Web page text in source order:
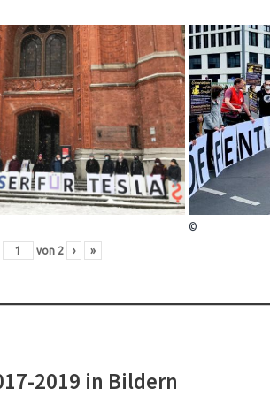
©
von 2 › »
2019 in Bildern